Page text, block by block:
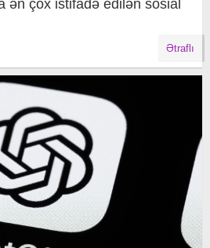
ən çox istifadə edilən sosial
Ətraflı